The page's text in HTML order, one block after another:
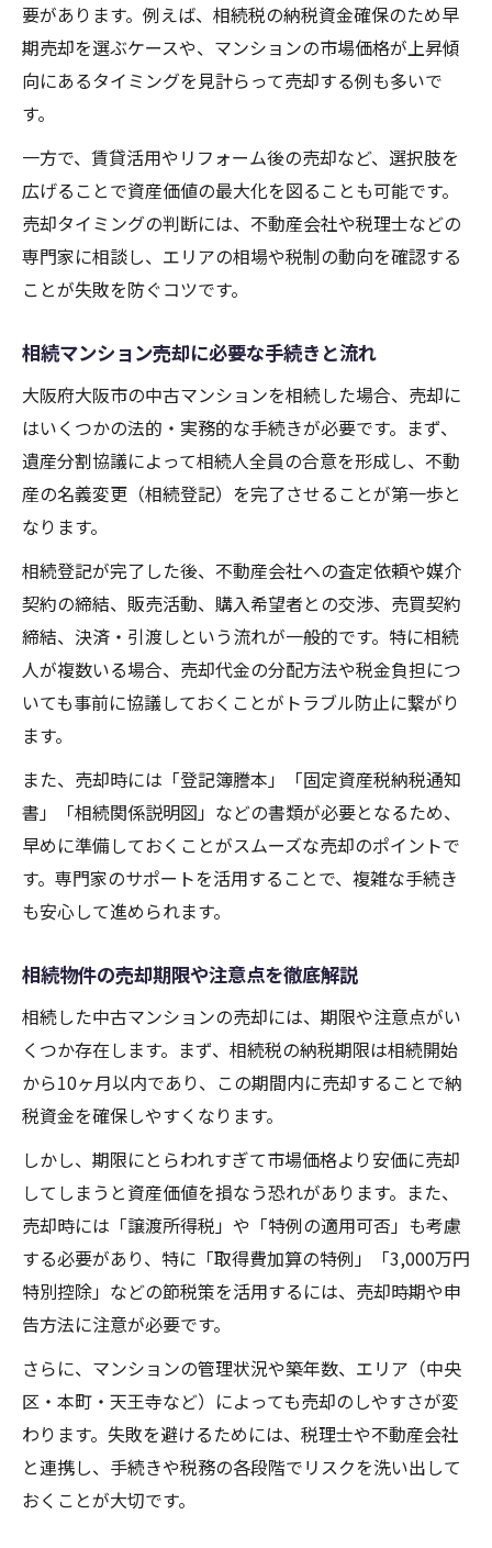
要があります。例えば、相続税の納税資金確保のため早
期売却を選ぶケースや、マンションの市場価格が上昇傾
向にあるタイミングを見計らって売却する例も多いで
す。
一方で、賃貸活用やリフォーム後の売却など、選択肢を
広げることで資産価値の最大化を図ることも可能です。
売却タイミングの判断には、不動産会社や税理士などの
専門家に相談し、エリアの相場や税制の動向を確認する
ことが失敗を防ぐコツです。
相続マンション売却に必要な手続きと流れ
大阪府大阪市の中古マンションを相続した場合、売却に
はいくつかの法的・実務的な手続きが必要です。まず、
遺産分割協議によって相続人全員の合意を形成し、不動
産の名義変更（相続登記）を完了させることが第一歩と
なります。
相続登記が完了した後、不動産会社への査定依頼や媒介
契約の締結、販売活動、購入希望者との交渉、売買契約
締結、決済・引渡しという流れが一般的です。特に相続
人が複数いる場合、売却代金の分配方法や税金負担につ
いても事前に協議しておくことがトラブル防止に繋がり
ます。
また、売却時には「登記簿謄本」「固定資産税納税通知
書」「相続関係説明図」などの書類が必要となるため、
早めに準備しておくことがスムーズな売却のポイントで
す。専門家のサポートを活用することで、複雑な手続き
も安心して進められます。
相続物件の売却期限や注意点を徹底解説
相続した中古マンションの売却には、期限や注意点がい
くつか存在します。まず、相続税の納税期限は相続開始
から10ヶ月以内であり、この期間内に売却することで納
税資金を確保しやすくなります。
しかし、期限にとらわれすぎて市場価格より安価に売却
してしまうと資産価値を損なう恐れがあります。また、
売却時には「譲渡所得税」や「特例の適用可否」も考慮
する必要があり、特に「取得費加算の特例」「3,000万円
特別控除」などの節税策を活用するには、売却時期や申
告方法に注意が必要です。
さらに、マンションの管理状況や築年数、エリア（中央
区・本町・天王寺など）によっても売却のしやすさが変
わります。失敗を避けるためには、税理士や不動産会社
と連携し、手続きや税務の各段階でリスクを洗い出して
おくことが大切です。